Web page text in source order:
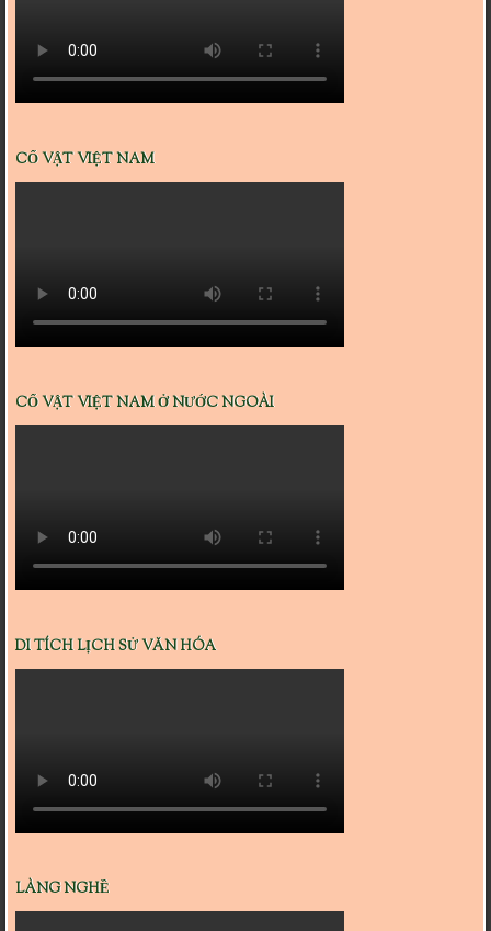
CỔ VẬT VIỆT NAM
CỔ VẬT VIỆT NAM Ở NƯỚC NGOÀI
DI TÍCH LỊCH SỬ VĂN HÓA
LÀNG NGHỀ